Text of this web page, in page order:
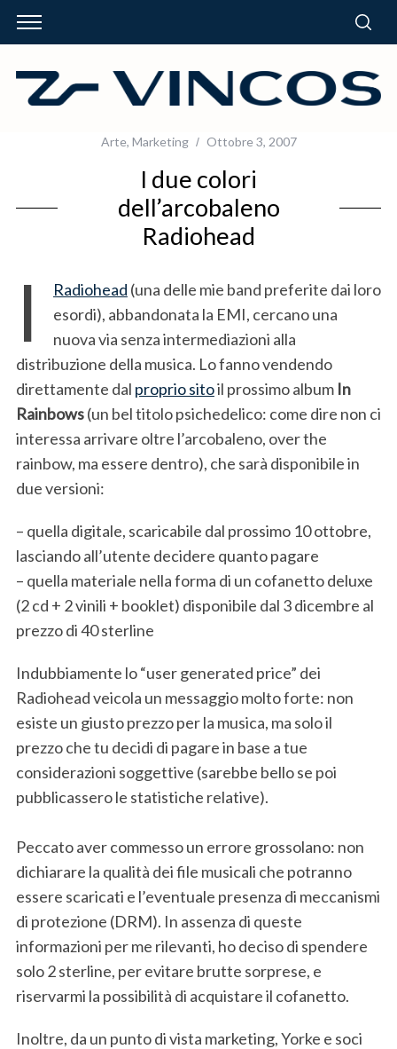
Arte, Marketing Ottobre 3, 2007
I due colori
dell’arcobaleno
Radiohead
I Radiohead (una delle mie band preferite dai loro
esordi), abbandonata la EMI, cercano una
nuova via senza intermediazioni alla
distribuzione della musica. Lo fanno vendendo
direttamente dal proprio sitoil prossimo album In
Rainbows(un bel titolo psichedelico: come dire non ci
interessa arrivare oltre l’arcobaleno, over the
rainbow, ma essere dentro), che sarà disponibile in
due versioni:
– quella digitale, scaricabile dal prossimo 10 ottobre,
lasciando all’utente decidere quanto pagare
– quella materiale nella forma di un cofanetto deluxe
(2 cd + 2 vinili + booklet) disponibile dal 3 dicembre al
prezzo di 40 sterline
Indubbiamente lo “user generated price” dei
Radiohead veicola un messaggio molto forte: non
esiste un giusto prezzo per la musica, ma solo il
prezzo che tu decidi di pagare in base a tue
considerazioni soggettive (sarebbe bello se poi
pubblicassero le statistiche relative).
Peccato aver commesso un errore grossolano: non
dichiarare la qualità dei file musicali che potranno
essere scaricati e l’eventuale presenza di meccanismi
di protezione (DRM). In assenza di queste
informazioni per me rilevanti, ho deciso di spendere
solo 2 sterline, per evitare brutte sorprese, e
riservarmi la possibilità di acquistare il cofanetto.
Inoltre, da un punto di vista marketing, Yorke e soci